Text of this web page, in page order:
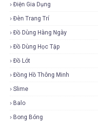
Điện Gia Dụng
Đèn Trang Trí
Đồ Dùng Hàng Ngày
Đồ Dùng Học Tập
Đồ Lót
Đồng Hồ Thông Minh
Slime
Balo
Bong Bóng